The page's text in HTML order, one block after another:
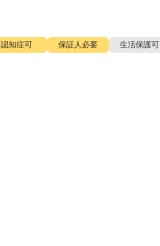
認知症可 保証人必要
生活保護可